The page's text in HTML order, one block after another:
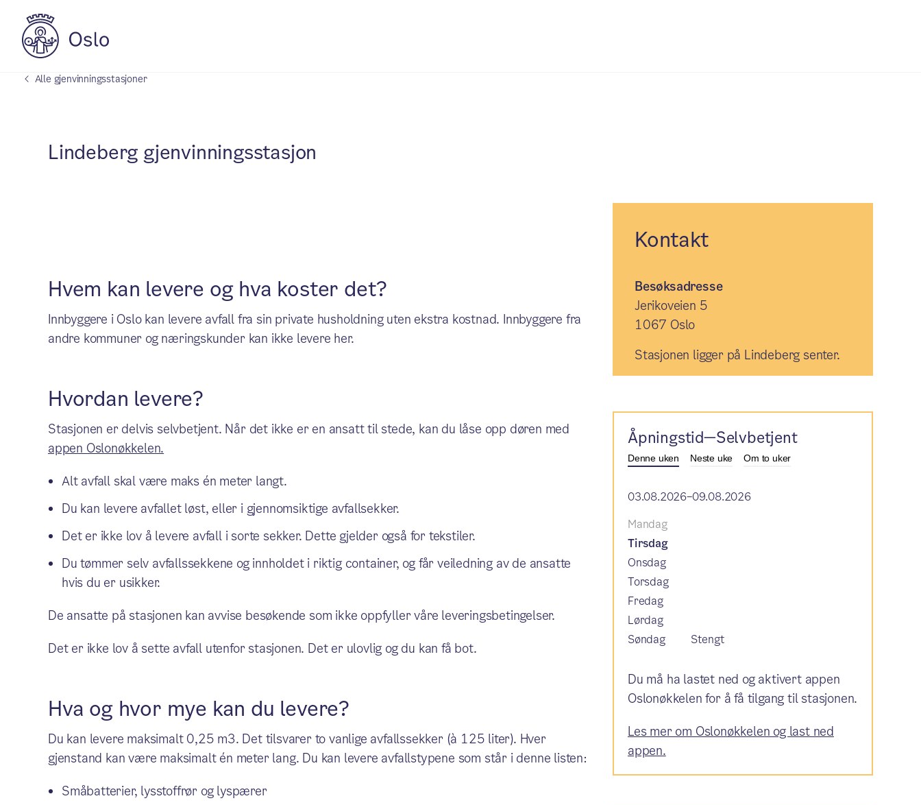
Alle gjenvinningsstasjoner
Lindeberg gjenvinningsstasjon
Hvem kan levere og hva koster det?
Innbyggere i Oslo kan levere avfall fra sin private husholdning uten ekstra kostnad. Innbyggere fra
andre kommuner og næringskunder kan ikke levere her.
Hvordan levere?
Stasjonen er delvis selvbetjent. Når det ikke er en ansatt til stede, kan du låse opp døren med
appen Oslonøkkelen.
Alt avfall skal være maks én meter langt.
Du kan levere avfallet løst, eller i gjennomsiktige avfallsekker.
Det er ikke lov å levere avfall i sorte sekker. Dette gjelder også for tekstiler.
Du tømmer selv avfallssekkene og innholdet i riktig container, og får veiledning av de ansatte
hvis du er usikker.
De ansatte på stasjonen kan avvise besøkende som ikke oppfyller våre leveringsbetingelser.
Det er ikke lov å sette avfall utenfor stasjonen. Det er ulovlig og du kan få bot.
Hva og hvor mye kan du levere?
Du kan levere maksimalt 0,25 m3. Det tilsvarer to vanlige avfallssekker (à 125 liter). Hver
gjenstand kan være maksimalt én meter lang. Du kan levere avfallstypene som står i denne listen:
Småbatterier, lysstoffrør og lyspærer
Kontakt
Besøksadresse
Jerikoveien 5
1067 Oslo
Stasjonen ligger på Lindeberg senter.
Åpningstid—Selvbetjent
Denne uken Neste uke Om to uker
03.08.2026–09.08.2026
Mandag
Tirsdag
Onsdag
Torsdag
Fredag
Lørdag
Søndag
Stengt
Du må ha lastet ned og aktivert appen
Oslonøkkelen for å få tilgang til stasjonen.
Les mer om Oslonøkkelen og last ned
appen.